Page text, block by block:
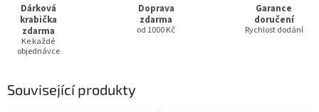
Dárková
krabička
zdarma
Ke každé
objednávce
Doprava
zdarma
od 1000 Kč
Garance
doručení
Rychlost dodání
Související produkty